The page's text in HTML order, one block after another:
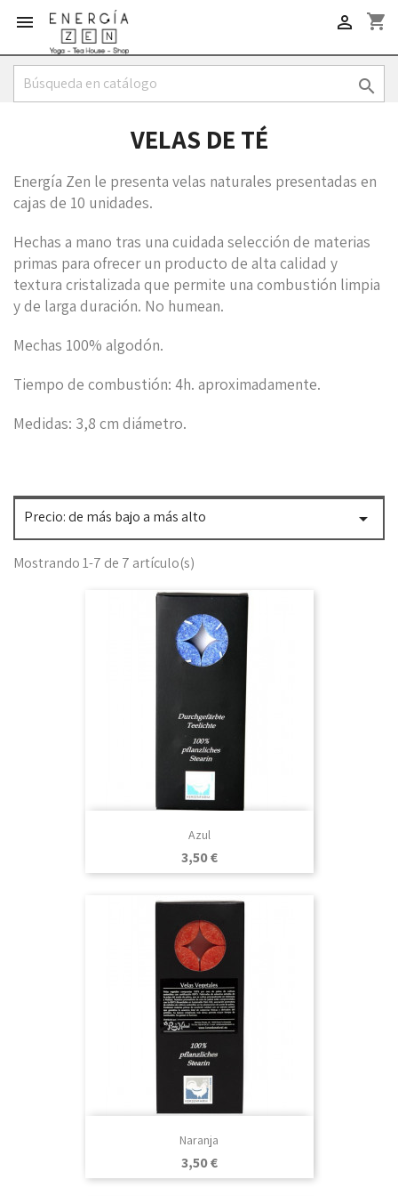
 shopping_cart


VELAS DE TÉ
Energía Zen le presenta velas naturales presentadas en
cajas de 10 unidades.
Hechas a mano tras una cuidada selección de materias
primas para ofrecer un producto de alta calidad y
textura cristalizada que permite una combustión limpia
y de larga duración. No humean.
Mechas 100% algodón.
Tiempo de combustión: 4h. aproximadamente.
Medidas: 3,8 cm diámetro.
Precio: de más bajo a más alto 
Mostrando 1-7 de 7 artículo(s)
Azul
Precio
3,50 €
Naranja
Precio
3,50 €